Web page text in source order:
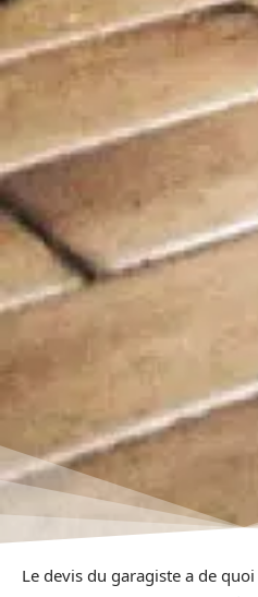
Le devis du garagiste a de